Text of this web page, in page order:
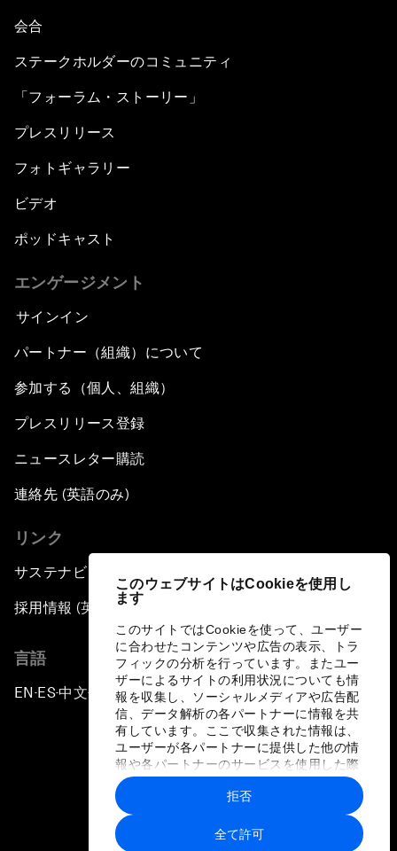
このウェブサイトはCookieを使用し
ます
このサイトではCookieを使って、ユーザー
に合わせたコンテンツや広告の表示、トラ
フィックの分析を行っています。またユー
ザーによるサイトの利用状況についても情
報を収集し、ソーシャルメディアや広告配
信、データ解析の各パートナーに情報を共
有しています。ここで収集された情報は、
ユーザーが各パートナーに提供した他の情
報や各パートナーのサービスを使用した際
に収集された情報と組み合わされ、各パー
トナーによって使用されることがありま
す。
全て許可
拒否
会合
ステークホルダーのコミュニティ
「フォーラム・ストーリー」
プレスリリース
フォトギャラリー
ビデオ
ポッドキャスト
エンゲージメント
サインイン
パートナー（組織）について
参加する（個人、組織）
プレスリリース登録
ニュースレター購読
連絡先 (英語のみ)
リンク
サステナビリティへの取り組み
採用情報 (英語のみ)
言語
EN ▪ES▪中文▪ 日本語
プライバシーポリシーと利用規約
サイトマップ